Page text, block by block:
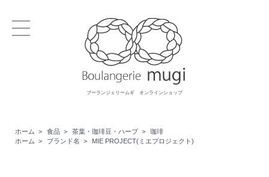
ブーランジェリームギ オンラインショップ
ホーム > 食品 > 茶葉・珈琲豆・ハーブ >
珈琲
ホーム > ブランド名 > MIE PROJECT(ミエプロジェクト)